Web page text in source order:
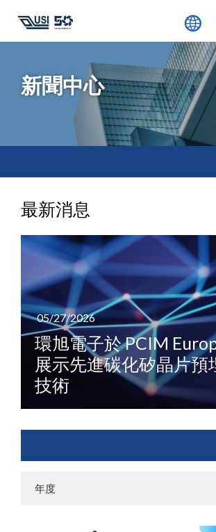
新聞中心
最新消息
05/27/2026
環旭電子於 PCIM
展示先進碳化矽晶片預
技術
年度